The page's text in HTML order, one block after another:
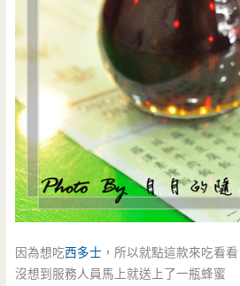
因為想吃西多士 ，所以就點這款來吃看看
沒想到服務人員馬上就送上了一瓶蜂蜜